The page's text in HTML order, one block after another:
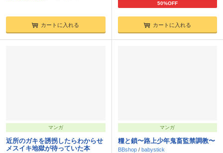
カートに入れる
50%OFF
カートに入れる
マンガ
近所のガキを誘拐したらわからせ
メスイキ地獄が待っていた本
マンガ
糧と鎖〜路上少年鬼畜監禁調教〜
BBshop / babystick